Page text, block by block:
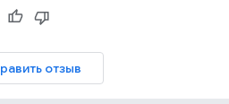
отзыв